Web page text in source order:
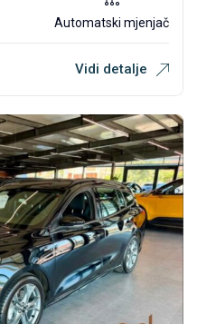
Automatski mjenjač
Vidi detalje